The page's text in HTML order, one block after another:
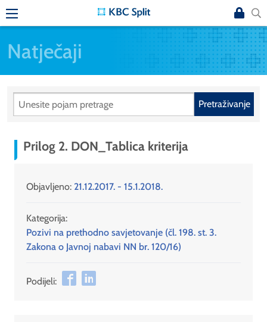
Natječaji
Pretraživanje
Prilog 2. DON_Tablica kriterija
Objavljeno: 21.12.2017. - 15.1.2018.
Kategorija:
Pozivi na prethodno savjetovanje (čl. 198. st. 3.
Zakona o Javnoj nabavi NN br. 120/16)
Podijeli: